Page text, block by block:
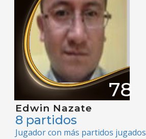
78
Edwin Nazate
8 partidos
Jugador con más partidos jugados